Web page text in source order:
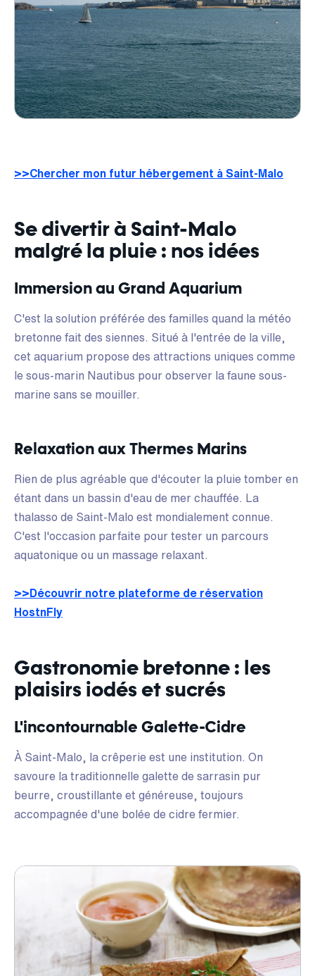
>>Chercher mon futur hébergement à Saint-Malo
Se divertir à Saint-Malo
malgré la pluie : nos idées
Immersion au Grand Aquarium
C'est la solution préférée des familles quand la météo
bretonne fait des siennes. Situé à l'entrée de la ville,
cet aquarium propose des attractions uniques comme
le sous-marin Nautibus pour observer la faune sous-
marine sans se mouiller.
Relaxation aux Thermes Marins
Rien de plus agréable que d'écouter la pluie tomber en
étant dans un bassin d'eau de mer chauffée. La
thalasso de Saint-Malo est mondialement connue.
C'est l'occasion parfaite pour tester un parcours
aquatonique ou un massage relaxant.
>>Découvrir notre plateforme de réservation
HostnFly
Gastronomie bretonne : les
plaisirs iodés et sucrés
L'incontournable Galette-Cidre
À Saint-Malo, la crêperie est une institution. On
savoure la traditionnelle galette de sarrasin pur
beurre, croustillante et généreuse, toujours
accompagnée d'une bolée de cidre fermier.